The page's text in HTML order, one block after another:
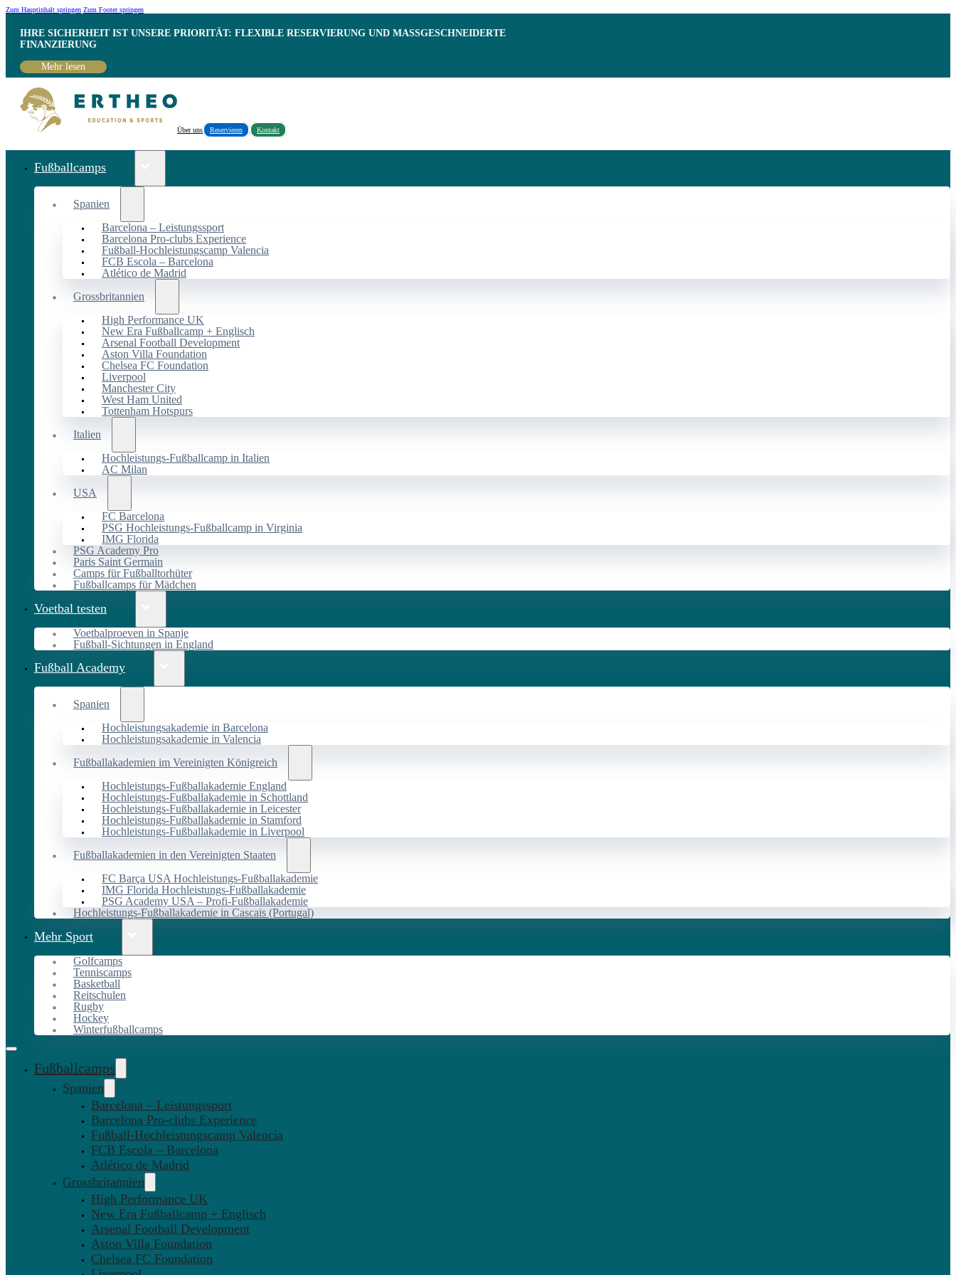
Zum Hauptinhalt springen Zum Footer springen
IHRE SICHERHEIT IST UNSERE PRIORITÄT: FLEXIBLE RESERVIERUNG UND MASSGESCHNEIDERTE F
INANZIERUNG
Mehr lesen
Über uns Reservieren Kontakt
Fußballcamps
Spanien
Barcelona – Leistungssport
Barcelona Pro-clubs Experience
Fußball-Hochleistungscamp Valencia
FCB Escola – Barcelona
Atlético de Madrid
Grossbritannien
High Performance UK
New Era Fußballcamp + Englisch
Arsenal Football Development
Aston Villa Foundation
Chelsea FC Foundation
Liverpool
Manchester City
West Ham United
Tottenham Hotspurs
Italien
Hochleistungs-Fußballcamp in Italien
AC Milan
USA
FC Barcelona
PSG Hochleistungs-Fußballcamp in Virginia
IMG Florida
PSG Academy Pro
Paris Saint Germain
Camps für Fußballtorhüter
Fußballcamps für Mädchen
Voetbal testen
Voetbalproeven in Spanje
Fußball-Sichtungen in England
Fußball Academy
Spanien
Hochleistungsakademie in Barcelona
Hochleistungsakademie in Valencia
Fußballakademien im Vereinigten Königreich
Hochleistungs-Fußballakademie England
Hochleistungs-Fußballakademie in Schottland
Hochleistungs-Fußballakademie in Leicester
Hochleistungs-Fußballakademie in Stamford
Hochleistungs-Fußballakademie in Liverpool
Fußballakademien in den Vereinigten Staaten
FC Barça USA Hochleistungs-Fußballakademie
IMG Florida Hochleistungs-Fußballakademie
PSG Academy USA – Profi-Fußballakademie
Hochleistungs-Fußballakademie in Cascais (Portugal)
Mehr Sport
Golfcamps
Tenniscamps
Basketball
Reitschulen
Rugby
Hockey
Winterfußballcamps
Fußballcamps
Spanien
Barcelona – Leistungssport
Barcelona Pro-clubs Experience
Fußball-Hochleistungscamp Valencia
FCB Escola – Barcelona
Atlético de Madrid
Grossbritannien
High Performance UK
New Era Fußballcamp + Englisch
Arsenal Football Development
Aston Villa Foundation
Chelsea FC Foundation